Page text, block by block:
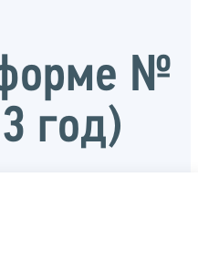
№
год)